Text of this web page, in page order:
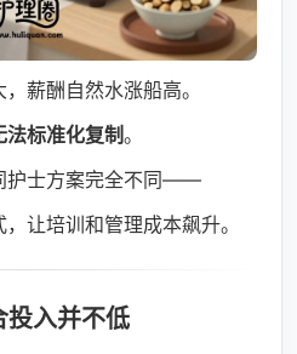
薪酬自然水涨船高。
法标准化复制。
护士方案完全不同——
让培训和管理成本飙升。
投入并不低